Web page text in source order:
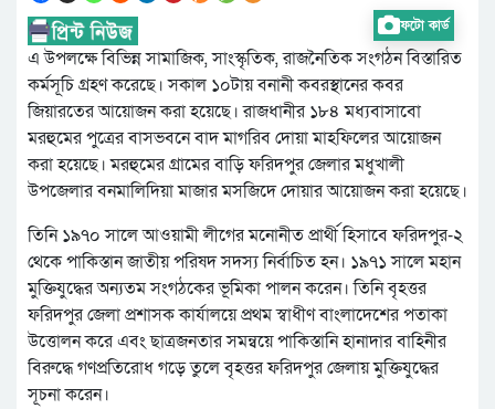
ফটো কার্ড
এ উপলক্ষে বিভিন্ন সামাজিক, সাংস্কৃতিক, রাজনৈতিক সংগঠন বিস্তারিত
কর্মসূচি গ্রহণ করেছে। সকাল ১০টায় বনানী কবরস্থানের কবর
জিয়ারতের আয়োজন করা হয়েছে। রাজধানীর ১৮৪ মধ্যবাসাবো
মরহুমের পুত্রের বাসভবনে বাদ মাগরিব দোয়া মাহফিলের আয়োজন
করা হয়েছে। মরহুমের গ্রামের বাড়ি ফরিদপুর জেলার মধুখালী
উপজেলার বনমালিদিয়া মাজার মসজিদে দোয়ার আয়োজন করা হয়েছে।
তিনি ১৯৭০ সালে আওয়ামী লীগের মনোনীত প্রার্থী হিসাবে ফরিদপুর-২
থেকে পাকিস্তান জাতীয় পরিষদ সদস্য নির্বাচিত হন। ১৯৭১ সালে মহান
মুক্তিযুদ্ধের অন্যতম সংগঠকের ভূমিকা পালন করেন। তিনি বৃহত্তর
ফরিদপুর জেলা প্রশাসক কার্যালয়ে প্রথম স্বাধীণ বাংলাদেশের পতাকা
উত্তোলন করে এবং ছাত্রজনতার সমন্বয়ে পাকিস্তানি হানাদার বাহিনীর
বিরুদ্ধে গণপ্রতিরোধ গড়ে তুলে বৃহত্তর ফরিদপুর জেলায় মুক্তিযুদ্ধের
সূচনা করেন।